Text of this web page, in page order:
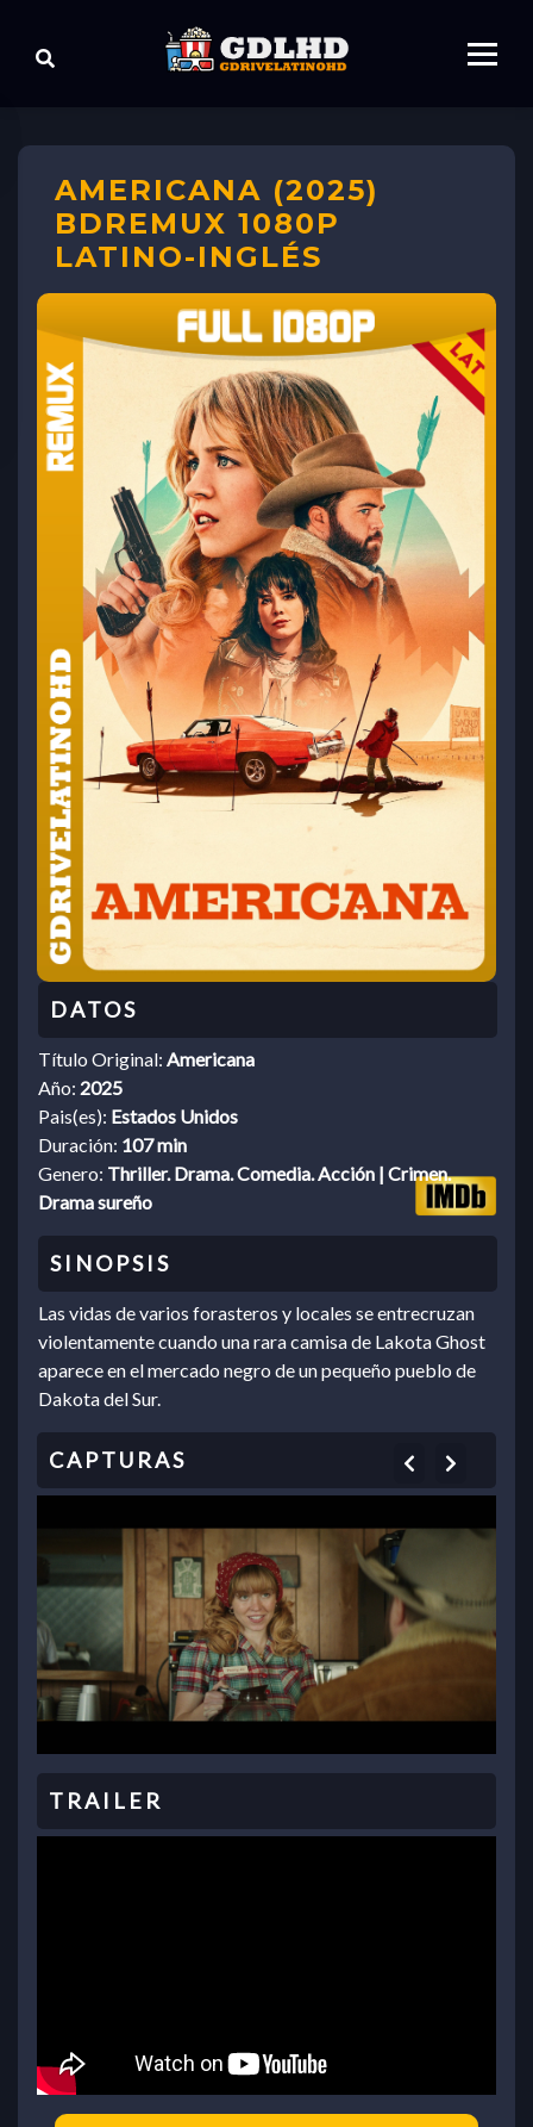
AMERICANA (2025)
BDREMUX 1080P
LATINO-INGLÉS
Título Original: Americana
Año: 2025
Pais(es): Estados Unidos
Duración: 107 min
Genero: Thriller. Drama. Comedia. Acción | Crimen.
Drama sureño
Las vidas de varios forasteros y locales se entrecruzan
violentamente cuando una rara camisa de Lakota Ghost
aparece en el mercado negro de un pequeño pueblo de
Dakota del Sur.
Previous